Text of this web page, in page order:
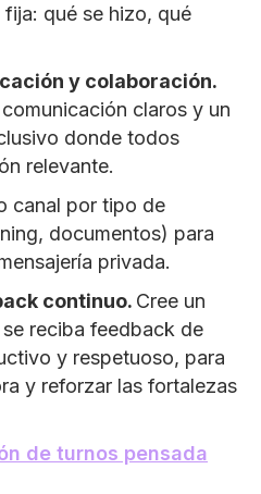
qué se hizo, qué
y colaboración.
claros y un
donde todos
relevante.
canal por tipo de
documentos) para
privada.
continuo. Cree un
reciba feedback de
y respetuoso, para
y reforzar las fortalezas
de turnos pensada